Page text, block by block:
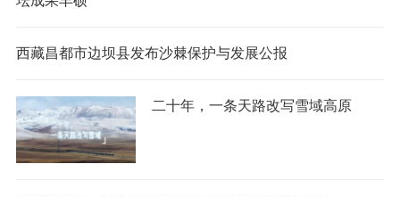
西藏昌都市边坝县发布沙棘保护与发展公报
二十年，一条天路改写雪域高原